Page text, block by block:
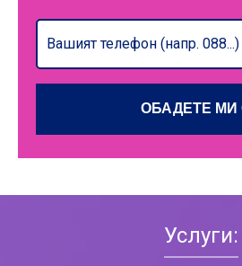
Услуги: